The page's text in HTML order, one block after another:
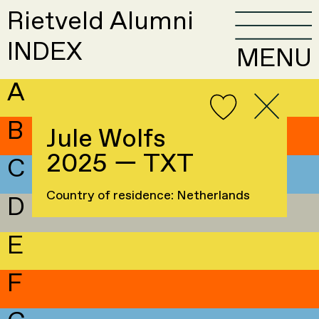
Rietveld Alumni
INDEX
MENU
A
B
C
D
E
F
Jule Wolfs
2025 — TXT
Country of residence: Netherlands